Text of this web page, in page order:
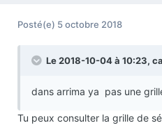
Posté(e) 5 octobre 2018
Le 2018-10-04 à 10:23,
dans arrima ya pas une
Tu peux consulter la grille de